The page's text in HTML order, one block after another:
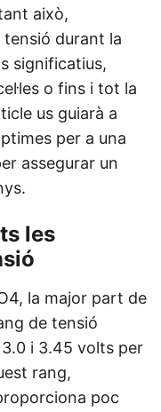
això,
durant la
significatius,
o fins i tot la
us guiarà a
per a una
assegurar un
les
la major part de
de tensió
i 3.45 volts per
rang,
poc